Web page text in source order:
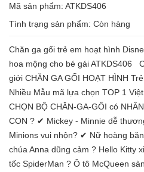
Mã sản phẩm: ATKDS406
Tình trạng sản phẩm: Còn hàng
Chăn ga gối trẻ em hoạt hình
hoa mộng cho bé gái ATKDS406
giới CHĂN GA GỐI HOẠT HÌNH
Nhiều Mẫu mã lựa chọn TOP 1
CHỌN BỘ CHĂN-GA-GỐI có
CON ? ✔ Mickey - Minnie dễ
Minions vui nhộn? ✔ Nữ hoàng
chúa Anna dũng cảm ? Hello Kitty
tốc SpiderMan ? Ô tô McQueen